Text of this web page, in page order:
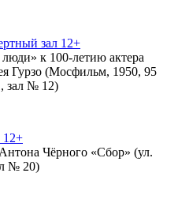
зал 12+
к 100-летию актера
Гурзо (Мосфильм, 1950, 95
зал № 12)
12+
Чёрного «Сбор» (ул.
№ 20)